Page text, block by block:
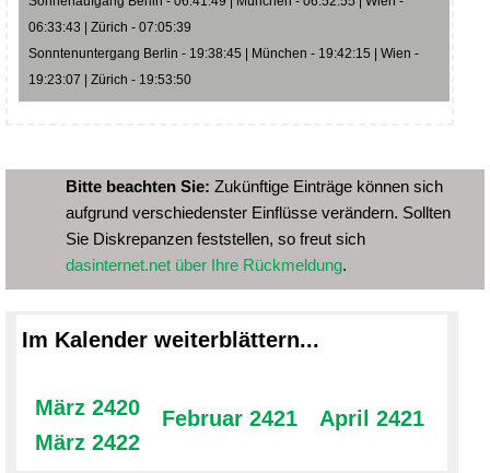
06:33:43 | Zürich - 07:05:39
Sonntenuntergang Berlin - 19:38:45 | München - 19:42:15 | Wien -
19:23:07 | Zürich - 19:53:50
Bitte beachten Sie: Zukünftige Einträge können sich
aufgrund verschiedenster Einflüsse verändern. Sollten
Sie Diskrepanzen feststellen, so freut sich
dasinternet.net über Ihre Rückmeldung.
Im Kalender weiterblättern...
März 2420
März 2422
Februar 2421 April 2421